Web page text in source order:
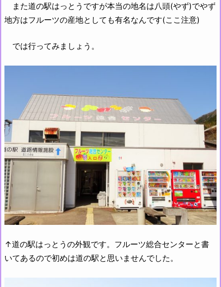
また道の駅はっとうですが本当の地名は八頭(やず)でやず
地方はフルーツの産地としても有名なんです(ここ注意)
では行ってみましょう。
↑道の駅はっとうの外観です。フルーツ総合センターと書
いてあるので初めは道の駅と思いませんでした。